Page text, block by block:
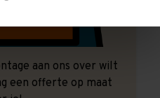
aan ons over wilt
een offerte op maat